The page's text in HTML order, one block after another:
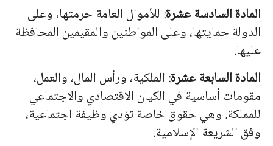
المادة السادسة عشرة: للأموال العامة حرمتها، وعلى
الدولة حمايتها، وعلى المواطنين والمقيمين المحافظة
عليها.
المادة السابعة عشرة: الملكية، ورأس المال، والعمل،
مقومات أساسية في الكيان الاقتصادي والاجتماعي
للمملكة. وهي حقوق خاصة تؤدي وظيفة اجتماعية،
وفق الشريعة الإسلامية.